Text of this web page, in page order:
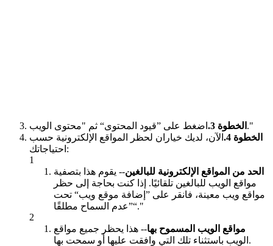
الخطوة 3. اضغط على ”قيود المحتوى“ ثم "محتوى الويب."
الخطوة 4.
الآن، لديك خياران لحظر المواقع الإلكترونية حسب
احتياجاتك:
1
الحد من المواقع الإلكترونية للبالغين-- يقوم هذا بتصفية
مواقع الويب للبالغين تلقائيًا. إذا كنت بحاجة إلى حظر
مواقع ويب معينة، فانقر على ”إضافة موقع ويب“ تحت
”عدم السماح مطلقًا“."
2
مواقع الويب المسموح بها-- هذا يحظر جميع مواقع
الويب باستثناء تلك التي وافقت عليها أو سمحت بها.